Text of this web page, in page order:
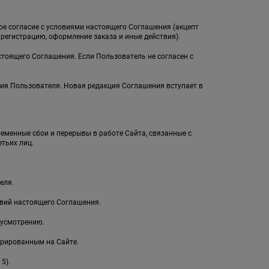
согласие с условиями настоящего Соглашения (акцепт
оформление заказа и иные действия).
Соглашения. Если Пользователь не согласен с
Пользователя. Новая редакция Соглашения вступает в
сбои и перерывы в работе Сайта, связанные с
лиц.
настоящего Соглашения.
на Сайте.